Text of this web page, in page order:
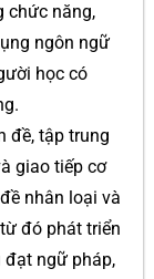
chức năng,
ngôn ngữ
học có
đề, tập trung
giao tiếp cơ
nhân loại và
đó phát triển
đạt ngữ pháp,